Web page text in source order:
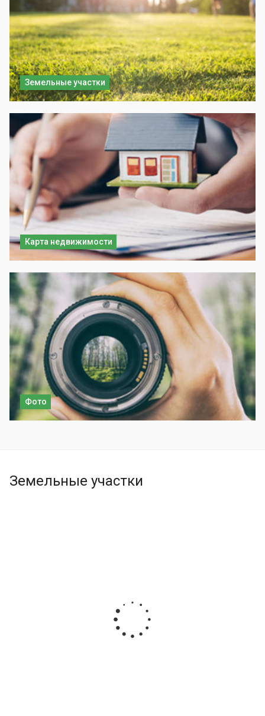
Земельные участки
Карта недвижимости
Фото
Земельные участки